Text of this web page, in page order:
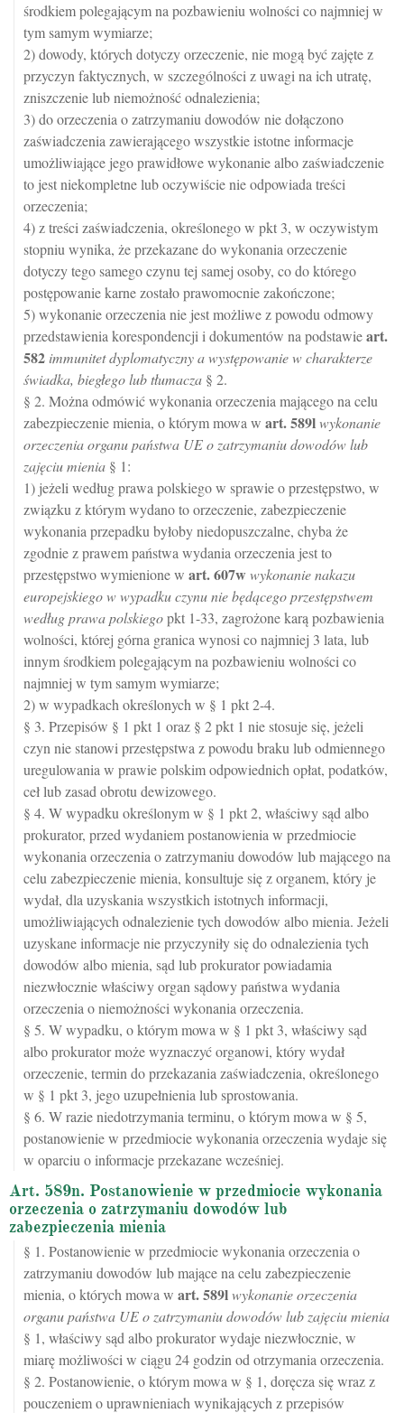
środkiem polegającym na pozbawieniu wolności co najmniej w
tym samym wymiarze;
2) dowody, których dotyczy orzeczenie, nie mogą być zajęte z
przyczyn faktycznych, w szczególności z uwagi na ich utratę,
zniszczenie lub niemożność odnalezienia;
3) do orzeczenia o zatrzymaniu dowodów nie dołączono
zaświadczenia zawierającego wszystkie istotne informacje
umożliwiające jego prawidłowe wykonanie albo zaświadczenie
to jest niekompletne lub oczywiście nie odpowiada treści
orzeczenia;
4) z treści zaświadczenia, określonego w pkt 3, w oczywistym
stopniu wynika, że przekazane do wykonania orzeczenie
dotyczy tego samego czynu tej samej osoby, co do którego
postępowanie karne zostało prawomocnie zakończone;
5) wykonanie orzeczenia nie jest możliwe z powodu odmowy
przedstawienia korespondencji i dokumentów na podstawieart.
582 immunitet dyplomatyczny a występowanie w charakterze
świadka, biegłego lub tłumacza § 2.
§ 2. Można odmówić wykonania orzeczenia mającego na celu
zabezpieczenie mienia, o którym mowa w art.589lwykonanie
orzeczenia organu państwa UE o zatrzymaniu dowodów lub
zajęciu mienia § 1:
1) jeżeli według prawa polskiego w sprawie o przestępstwo, w
związku z którym wydano to orzeczenie, zabezpieczenie
wykonania przepadku byłoby niedopuszczalne, chyba że
zgodnie z prawem państwa wydania orzeczenia jest to
przestępstwo wymienione w art.607w wykonanie nakazu
europejskiego w wypadku czynu nie będącego przestępstwem
według prawa polskiegopkt 1-33, zagrożone karą pozbawienia
wolności, której górna granica wynosi co najmniej 3 lata, lub
innym środkiem polegającym na pozbawieniu wolności co
najmniej w tym samym wymiarze;
2) w wypadkach określonych w § 1 pkt 2-4.
§ 3. Przepisów § 1 pkt 1 oraz § 2 pkt 1 nie stosuje się, jeżeli
czyn nie stanowi przestępstwa z powodu braku lub odmiennego
uregulowania w prawie polskim odpowiednich opłat, podatków,
ceł lub zasad obrotu dewizowego.
§ 4. W wypadku określonym w § 1 pkt 2, właściwy sąd albo
prokurator, przed wydaniem postanowienia w przedmiocie
wykonania orzeczenia o zatrzymaniu dowodów lub mającego na
celu zabezpieczenie mienia, konsultuje się z organem, który je
wydał, dla uzyskania wszystkich istotnych informacji,
umożliwiających odnalezienie tych dowodów albo mienia. Jeżeli
uzyskane informacje nie przyczyniły się do odnalezienia tych
dowodów albo mienia, sąd lub prokurator powiadamia
niezwłocznie właściwy organ sądowy państwa wydania
orzeczenia o niemożności wykonania orzeczenia.
§ 5. W wypadku, o którym mowa w § 1 pkt 3, właściwy sąd
albo prokurator może wyznaczyć organowi, który wydał
orzeczenie, termin do przekazania zaświadczenia, określonego
w § 1 pkt 3, jego uzupełnienia lub sprostowania.
§ 6. W razie niedotrzymania terminu, o którym mowa w § 5,
postanowienie w przedmiocie wykonania orzeczenia wydaje się
w oparciu o informacje przekazane wcześniej.
Art. 589n. Postanowienie w przedmiocie wykonania
orzeczenia o zatrzymaniu dowodów lub
zabezpieczenia mienia
§ 1. Postanowienie w przedmiocie wykonania orzeczenia o
zatrzymaniu dowodów lub mające na celu zabezpieczenie
mienia, o których mowa w art.589lwykonanie orzeczenia
organu państwa UE o zatrzymaniu dowodów lub zajęciu mienia
§ 1, właściwy sąd albo prokurator wydaje niezwłocznie, w
miarę możliwości w ciągu 24 godzin od otrzymania orzeczenia.
§ 2. Postanowienie, o którym mowa w § 1, doręcza się wraz z
pouczeniem o uprawnieniach wynikających z przepisów